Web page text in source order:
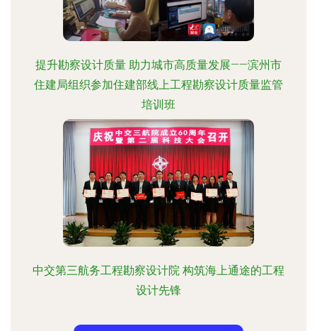
提升勘察设计质量 助力城市高质量发展——滨州市
住建局组织参加住建部线上工程勘察设计质量监管
培训班
中交第三航务工程勘察设计院 构筑海上通途的工程
设计先锋